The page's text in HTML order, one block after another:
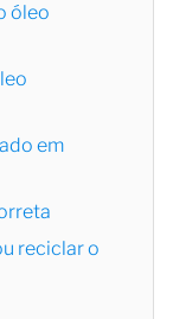
óleo
em
reciclar o